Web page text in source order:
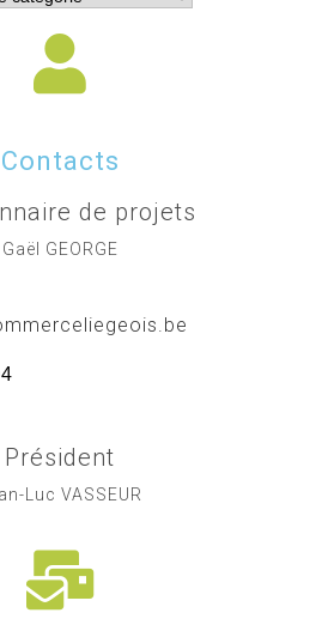
Contacts
de projets
Gaël GEORGE
Président
Luc VASSEUR